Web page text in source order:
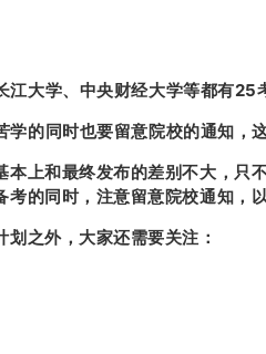
江大学、中央财经大学等都有25
学的同时也要留意院校的通知，
本上和最终发布的差别不大，只
的同时，注意留意院校通知，
之外，大家还需要关注：